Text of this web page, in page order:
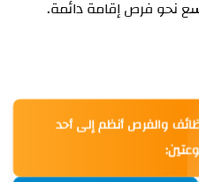
نحو فرص إقامة دائمة.
والفرص أنظم إلى أحد